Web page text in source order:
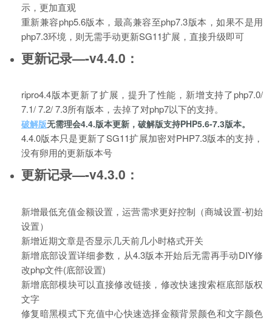
示，更加直观
重新兼容php5.6版本，最高兼容至php7.3版本，如果不是用
php7.3环境，则无需手动更新SG11扩展，直接升级即可
更新记录—-v4.4.0：
ripro4.4版本更新了扩展，提升了性能，新增支持了php7.0/
7.1/ 7.2/ 7.3所有版本，去掉了对php7以下的支持。
破解版无需理会4.4.版本更新，破解版支持PHP5.6-7.3版本。
4.4.0版本只是更新了SG11扩展加密对PHP7.3版本的支持，
没有卵用的更新版本号
更新记录—-v4.3.0：
新增最低充值金额设置，运营需求更好控制（商城设置-初始
设置）
新增近期文章是否显示几天前几小时格式开关
新增底部设置详细参数，从4.3版本开始后无需再手动DIY修
改php文件(底部设置)
新增底部模块可以直接修改链接，修改快速搜索框底部版权
文字
修复暗黑模式下充值中心快速选择金额背景颜色和文字颜色